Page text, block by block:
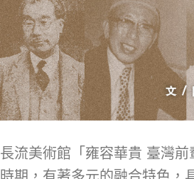
長流美術館「雍容華貴 臺灣